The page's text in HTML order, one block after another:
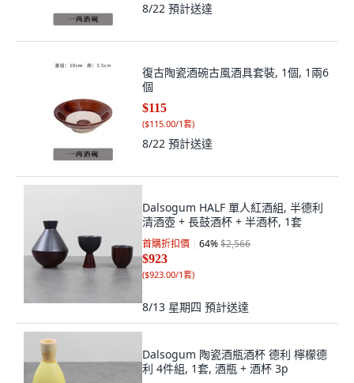
8/22 預計送達
復古陶瓷酒碗古風酒具套裝, 1個, 1兩6
個
$115
($115.00/1套)
8/22 預計送達
Dalsogum HALF 單人紅酒組, 半德利
清酒壺 + 長鼓酒杯 + 半酒杯, 1套
首購折扣價 64%$2,566
$923
($923.00/1套)
8/13 星期四 預計送達
Dalsogum 陶瓷酒瓶酒杯 德利 檸檬德
利 4件組, 1套, 酒瓶 + 酒杯 3p